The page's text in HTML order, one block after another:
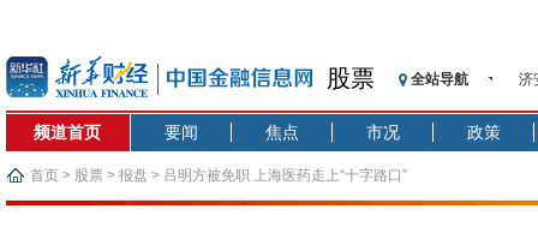
股票 全站导航
济
【
济
频道首页 要闻 焦点 市况 政策
首页 > 股票 > 报盘 > 吕明方被免职 上海医药走上“十字路口”